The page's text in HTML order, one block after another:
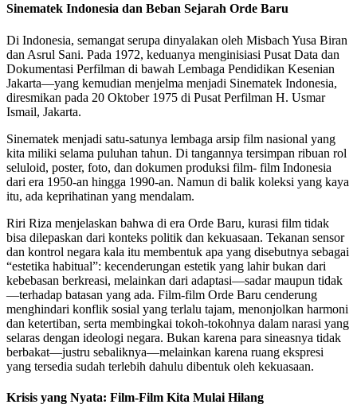
Sinematek Indonesia dan Beban Sejarah Orde Baru
Di Indonesia, semangat serupa dinyalakan oleh Misbach Yusa Biran
dan Asrul Sani. Pada 1972, keduanya menginisiasi Pusat Data dan
Dokumentasi Perfilman di bawah Lembaga Pendidikan Kesenian
Jakarta—yang kemudian menjelma menjadi Sinematek Indonesia,
diresmikan pada 20 Oktober 1975 di Pusat Perfilman H. Usmar
Ismail, Jakarta.
Sinematek menjadi satu-satunya lembaga arsip film nasional yang
kita miliki selama puluhan tahun. Di tangannya tersimpan ribuan rol
seluloid, poster, foto, dan dokumen produksi film- film Indonesia
dari era 1950-an hingga 1990-an. Namun di balik koleksi yang kaya
itu, ada keprihatinan yang mendalam.
Riri Riza menjelaskan bahwa di era Orde Baru, kurasi film tidak
bisa dilepaskan dari konteks politik dan kekuasaan. Tekanan sensor
dan kontrol negara kala itu membentuk apa yang disebutnya sebagai
“estetika habitual”: kecenderungan estetik yang lahir bukan dari
kebebasan berkreasi, melainkan dari adaptasi—sadar maupun tidak
—terhadap batasan yang ada. Film-film Orde Baru cenderung
menghindari konflik sosial yang terlalu tajam, menonjolkan harmoni
dan ketertiban, serta membingkai tokoh-tokohnya dalam narasi yang
selaras dengan ideologi negara. Bukan karena para sineasnya tidak
berbakat—justru sebaliknya—melainkan karena ruang ekspresi
yang tersedia sudah terlebih dahulu dibentuk oleh kekuasaan.
Krisis yang Nyata: Film-Film Kita Mulai Hilang